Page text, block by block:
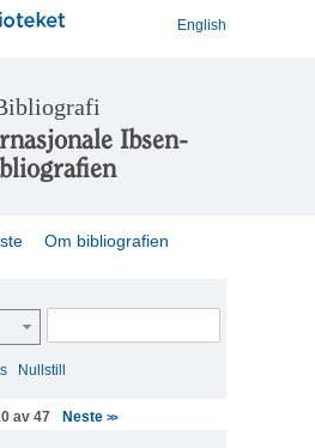
English
Ibsen-
Om bibliografien
Nullstill
av 47 Neste>>